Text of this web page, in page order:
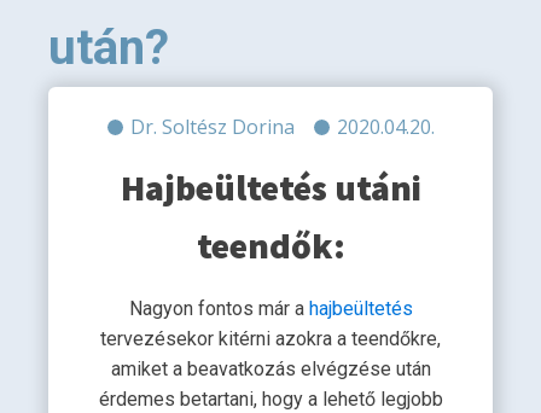
után?
Dr. Soltész Dorina 2020.04.20.
Hajbeültetés utáni
teendők:
Nagyon fontos már a hajbeültetés
tervezésekor kitérni azokra a teendőkre,
amiket a beavatkozás elvégzése után
érdemes betartani, hogy a lehető legjobb